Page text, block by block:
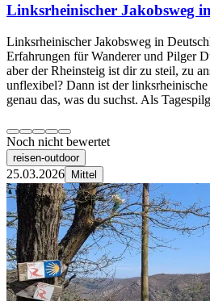
Linksrheinischer Jakobsweg
Linksrheinischer Jakobsweg in
Erfahrungen für Wanderer und Pilger
aber der Rheinsteig ist dir zu steil, zu
unflexibel? Dann ist der
genau das, was du suchst. Als
Noch nicht bewertet
reisen-outdoor
25.03.2026 Mittel